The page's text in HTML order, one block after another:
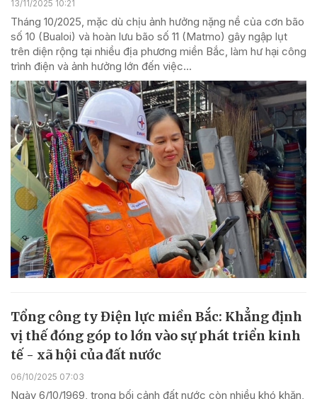
13/11/2025 10:21
Tháng 10/2025, mặc dù chịu ảnh hưởng nặng nề của cơn bão
số 10 (Bualoi) và hoàn lưu bão số 11 (Matmo) gây ngập lụt
trên diện rộng tại nhiều địa phương miền Bắc, làm hư hại công
trình điện và ảnh hưởng lớn đến việc...
Tổng công ty Điện lực miền Bắc: Khẳng định
vị thế đóng góp to lớn vào sự phát triển kinh
tế - xã hội của đất nước
06/10/2025 07:03
Ngày 6/10/1969, trong bối cảnh đất nước còn nhiều khó khăn,